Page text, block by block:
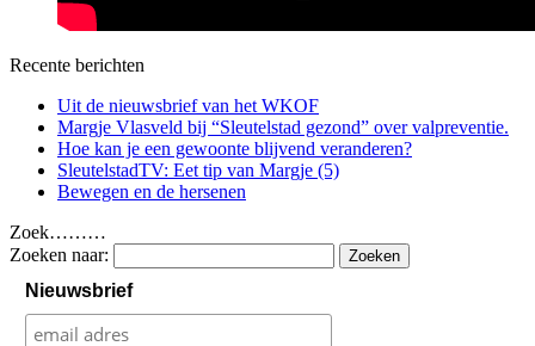
Recente berichten
Uit de nieuwsbrief van het WKOF
Margje Vlasveld bij “Sleutelstad gezond” over valpreventie.
Hoe kan je een gewoonte blijvend veranderen?
SleutelstadTV: Eet tip van Margje (5)
Bewegen en de hersenen
Zoek………
Zoeken naar:
Nieuwsbrief